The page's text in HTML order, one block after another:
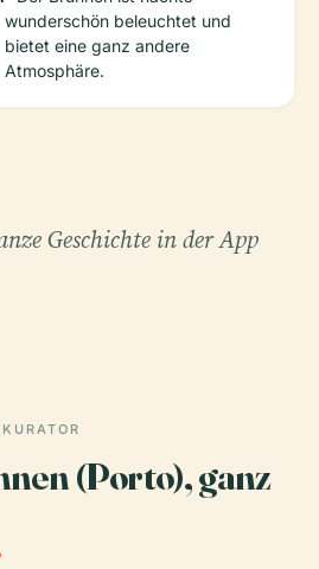
wunderschön beleuchtet und
bietet eine ganz andere
Atmosphäre.
Geschichte in der App
(Porto), ganz